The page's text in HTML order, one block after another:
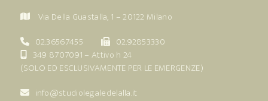
Via Della Guastalla, 1 – 20122 Milano
02.36567455
02.92853330
349 8707091 – Attivo h 24
(SOLO ED ESCLUSIVAMENTE PER LE EMERGENZE)
info@studiolegaledelalla.it